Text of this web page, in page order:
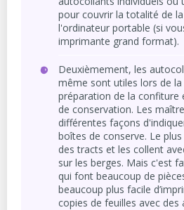
pour couvrir la totalité de
l'ordinateur portable (si
imprimante grand format).
Deuxièmement, les
même sont utiles lors de la
préparation de la confiture
de conservation. Les
différentes façons
boîtes de conserve. Le
des tracts et les collent
sur les berges. Mais c'est
qui font beaucoup de
beaucoup plus facile
copies de feuilles avec des